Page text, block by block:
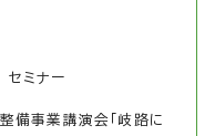
ミナー
備事業講演会「岐路に